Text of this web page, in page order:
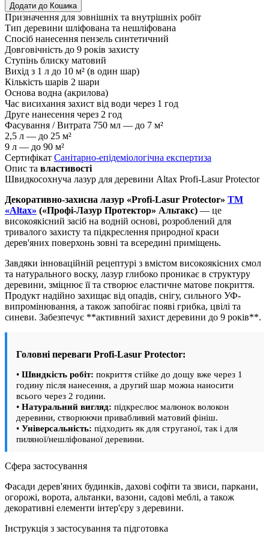
Додати до Кошика
Призначення для зовнішніх та внутрішніх робіт
Тип деревини шліфована та нешліфована
Спосіб нанесення пензель синтетичний
Довговічність до 9 років захисту
Ступінь блиску матовий
Вихід з 1 л до 10 м² (в один шар)
Кількість шарів 2 шари
Основа водна (акрилова)
Час висихання захист від води через 1 год
Друге нанесення через 2 год
Фасування / Витрата 750 мл — до 7 м²
2,5 л — до 25 м²
9 л — до 90 м²
Сертифікат Санітарно-епідеміологічна експертиза
Опис та властивості
Швидкосохнуча лазур для деревини Altax Profi-Lasur Protector
Декоративно-захисна лазур «Profi-Lasur Protector» TM
«Altax» («Профі-Лазур Протектор» Альтакс) — це
високоякісний засіб на водній основі, розроблений для
тривалого захисту та підкреслення природної краси
дерев'яних поверхонь зовні та всередині приміщень.
Завдяки інноваційній рецептурі з вмістом високоякісних смол
та натурального воску, лазур глибоко проникає в структуру
деревини, зміцнює її та створює еластичне матове покриття.
Продукт надійно захищає від опадів, снігу, сильного УФ-
випромінювання, а також запобігає появі грибка, цвілі та
синеви. Забезпечує **активний захист деревини до 9 років**.
Головні переваги Profi-Lasur Protector:
• Швидкість робіт: покриття стійке до дощу вже через 1
годину після нанесення, а другий шар можна наносити
всього через 2 години.
• Натуральний вигляд: підкреслює малюнок волокон
деревини, створюючи привабливий матовий фініш.
• Універсальність: підходить як для струганої, так і для
пиляної/нешліфованої деревини.
Сфера застосування
Фасади дерев'яних будинків, дахові софіти та звиси, паркани,
огорожі, ворота, альтанки, вазони, садові меблі, а також
декоративні елементи інтер'єру з деревини.
Інструкція з застосування та підготовка